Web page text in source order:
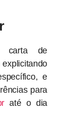
carta de
e
para
até o dia